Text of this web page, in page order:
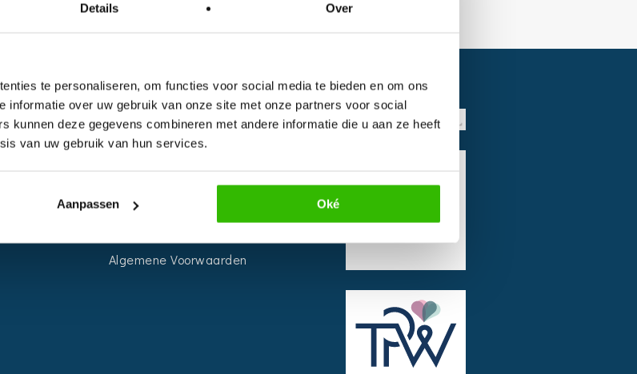
Details Over
te personaliseren, om functies voor social media te bieden en om ons
informatie over uw gebruik van onze site met onze partners voor social
kunnen deze gegevens combineren met andere informatie die u aan ze heeft
van uw gebruik van hun services.
Aanpassen Oké
INFORMATIE
Over ons
Algemene Voorwaarden